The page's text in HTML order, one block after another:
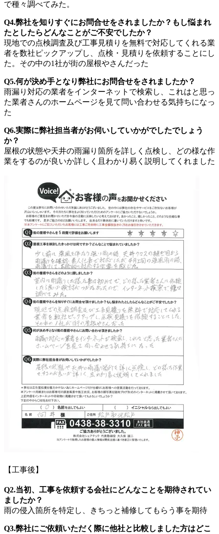
で種々調べてみた。
Q4.弊社を知りすぐにお問合せをされましたか？もし悩まれ
たとしたらどんなことがご不安でしたか？
現地での点検調査及び工事見積りを無料で対応してくれる業
者を数社ピックアップし、点検・見積りを依頼することにし
た。その中の1社が街の屋根やさんだった
Q5.何が決め手となり弊社にお問合せをされましたか？
雨漏り対応の業者をインターネットで検索し、これはと思っ
た業者さんのホームページを見て問い合わせる気持ちになっ
た
Q6.実際に弊社担当者がお伺いしていかがでしたでしょう
か？
屋根の状態や天井の雨漏り箇所を詳しく点検し、どの様な作
業をするのが良いか詳しく且わかり易く説明してくれました
【工事後】
Q2.当初、工事を依頼する会社にどんなことを期待されてい
ましたか？
雨の侵入箇所を特定し、きちっと補修してもらう事を期待
Q3.弊社にご依頼いただく際に他社と比較しました方はどこ